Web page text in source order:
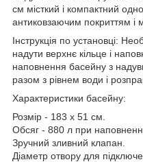
см місткий і компактний
антиковзаючим покриттям і
Інструкція по установці:
надути верхнє кільце і
наповнення басейну з
разом з рівнем води і
Характеристики басейну:
Розмір - 183 х 51 см.
Обсяг - 880 л при
Зручний зливний клапан.
Діаметр отвору для